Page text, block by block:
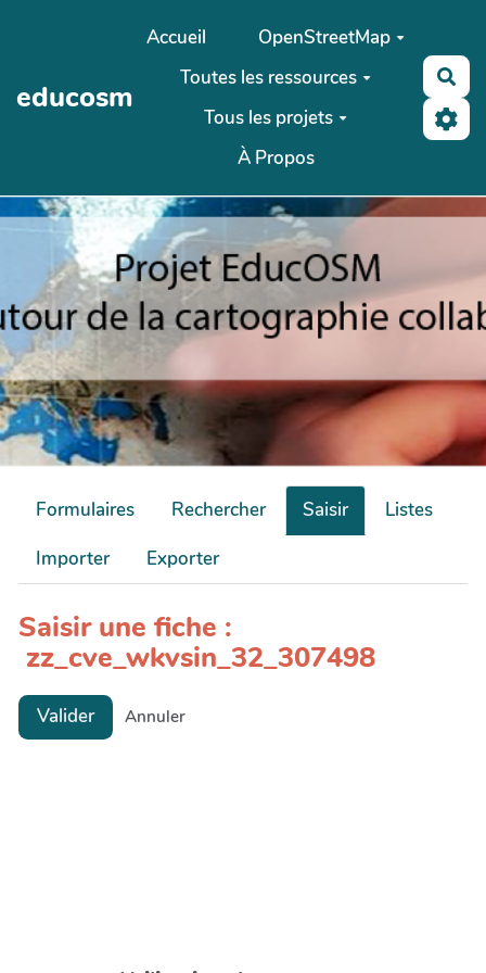
Aller au contenu principal
educosm
Accueil
OpenStreetMap
Toutes les ressources
Tous les projets
À Propos
Formulaires Rechercher Saisir
Listes
Importer
Exporter
Saisir une fiche :
zz_cve_wkvsin_32_307498
Valider Annuler